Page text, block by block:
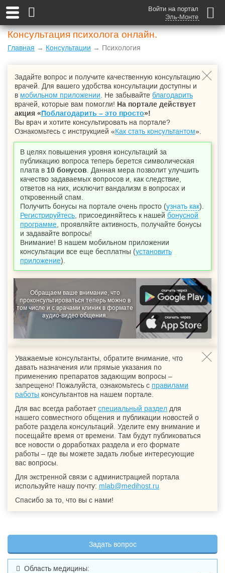
Войти на портал
Эль-Монте
Консультация психолога онлайн.
Главная → Консультации → Психология
Задайте вопрос и получите качественную консультацию
врачей. Для вашего удобства консультации доступны и
в мобильном приложении . Не забывайте благодарить
врачей, которые вам помогли! На портале действует
акция «Поблагодарить – это просто»!
Вы врач и хотите консультировать на портале?
Ознакомьтесь с инструкцией «Как стать консультантом».
В целях повышения уровня консультаций за
публикацию вопроса теперь берется символическая
плата в 10 бонусов . Данная мера позволит улучшить
качество задаваемых вопросов и, как следствие,
ответов на них, исключит вандализм в вопросах и
откровенный спам.
Получить бонусы на портале очень просто (узнать как).
Регистрируйтесь , присоединяйтесь к нашей бонусной
программе , проявляйте активность, получайте бонусы
и задавайте вопросы!
Внимание! В нашем мобильном приложении
консультации все еще бесплатны (установить
приложение).
Обращаем ваше внимание, что
проконсультироваться теперь можно в
том числе и с врачами клиник в формате
аудио-видео общения.
Уважаемые консультанты, обратите внимание, что
давать назначения или прямые указания по
применению препаратов задающим вопросы –
запрещено! Пожалуйста, ознакомьтесь с правилами
работы консультантов на нашем портале.
Для вас всегда работаетспециальный раздел для
нашего совместного общения и публикации новостей о
работе раздела консультаций. Уделите ему внимание и
посещайте время от времени. Там будут публиковаться
все новости о доработках раздела и его формате
работы – где вы можете задать любые интересующие
вас вопросы.
Для экстренной связи с администрацией портала
используйте нашу почту: mlab@medihost.ru
Спасибо за то, что вы с нами!
Задать вопрос
Область медицины: